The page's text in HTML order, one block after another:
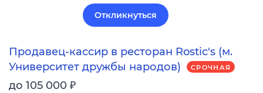
Откликнуться
Продавец-кассир в ресторан Rostic's (м.
Университет дружбы народов)
СРОЧНАЯ
до 105 000 ₽